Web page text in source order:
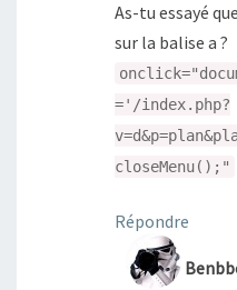
As-tu essayé
sur la balise a ?
='/index.php?
closeMenu();"
Répondre